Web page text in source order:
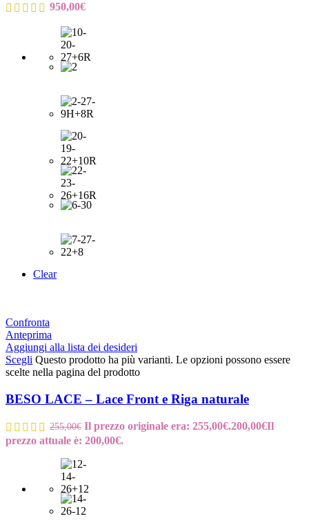
950,00€
Clear
Confronta
Anteprima
Aggiungi alla lista dei desideri
Scegli Questo prodotto ha più varianti. Le opzioni possono essere
scelte nella pagina del prodotto
BESO LACE – Lace Front e Riga naturale
255,00€ Il prezzo originale era: 255,00€.200,00€Il
prezzo attuale è: 200,00€.